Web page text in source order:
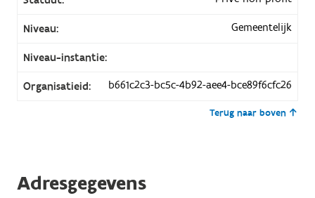
Niveau: Gemeentelijk
Niveau-instantie:
Organisatieid: b661c2c3-bc5c-4b92-aee4-bce89f6cfc26
Terug naar boven
Adresgegevens